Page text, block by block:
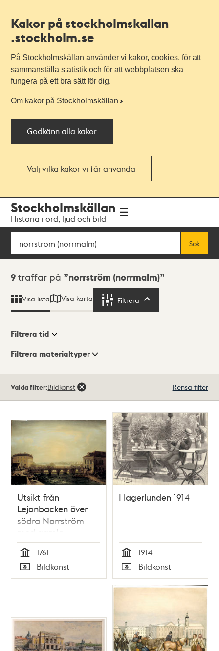
Kakor på stockholmskallan
.stockholm.se
På Stockholmskällan använder vi kakor, cookies, för att
sammanställa statistik och för att webbplatsen ska
fungera på ett bra sätt för dig.
Om kakor på Stockholmskällan
Godkänn alla kakor
Välj vilka kakor vi får använda
navigationen
huvudinnehållet
Stockholmskällan
Historia i ord, ljud och bild
Sök
Sök
Sökresultat
9 träffar på norrström (norrmalm)
Visa lista Visa karta Filtrera
Visningsläge
Filtrera tid
Filtrera materialtyper
träffar
Valda filter:Bildkonst Rensa filter
Utsikt från
Lejonbacken över
södra Norrström
med gamla
Norrbro, Kungl.
Myntet och Kungl.
Stallet
Tid
1761
Typ
Bildkonst
I lagerlunden 1914
Tid
1914
Typ
Bildkonst